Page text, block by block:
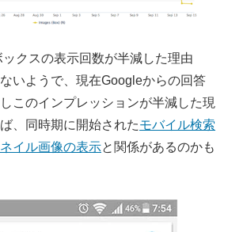
クスの表示回数が半減した理由
いようで、現在Googleからの回答
このインプレッションが半減した現
、同時期に開始されたモバイル検索
イル画像の表示と関係があるのかも